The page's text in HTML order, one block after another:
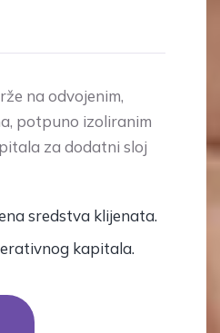
na odvojenim,
potpuno izoliranim
za dodatni sloj
sredstva klijenata.
kapitala.